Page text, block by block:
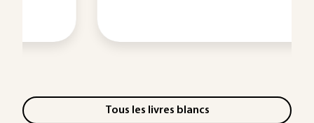
Tous les livres blancs